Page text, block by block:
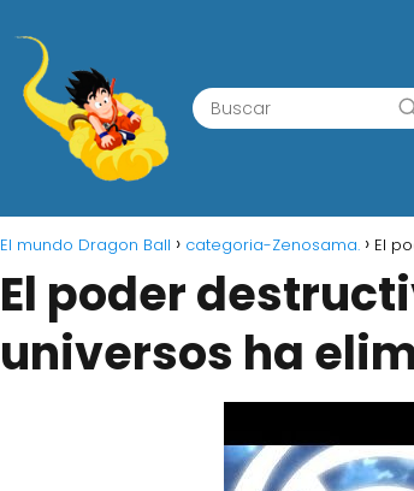
El mundo Dragon Ball categoria-Zenosama. El
El poder
universos ha